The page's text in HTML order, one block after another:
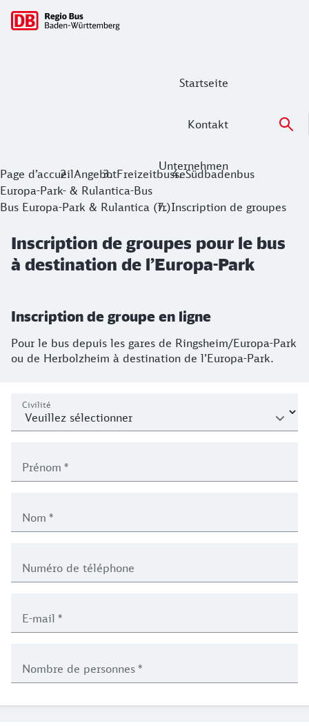
Startseite
Kontakt
Unternehmen
Navigation principale
Inscription de groupes pour le bus à
Page d’accueilAngebotFreizeitbusseSüdbadenbus
Europa-Park- & Rulantica-Bus
Bus Europa-Park & Rulantica (fr)Inscription de groupes
Inscription de groupes pour le bus
à destination de l’Europa-Park
Inscription de groupe en ligne
Pour le bus depuis les gares de Ringsheim/Europa-Park
ou de Herbolzheim à destination de l’Europa-Park.
persönliches
Civilité
Prénom *
Nom *
Numéro de téléphone
E-mail *
Nombre de personnes *